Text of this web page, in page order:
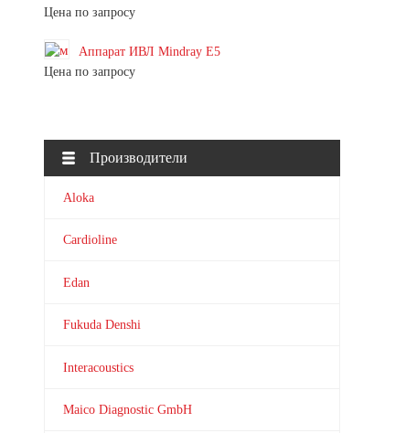
Цена по запросу
Аппарат ИВЛ Mindray E5
Цена по запросу
Производители
Aloka
Cardioline
Edan
Fukuda Denshi
Interacoustics
Maico Diagnostic GmbH